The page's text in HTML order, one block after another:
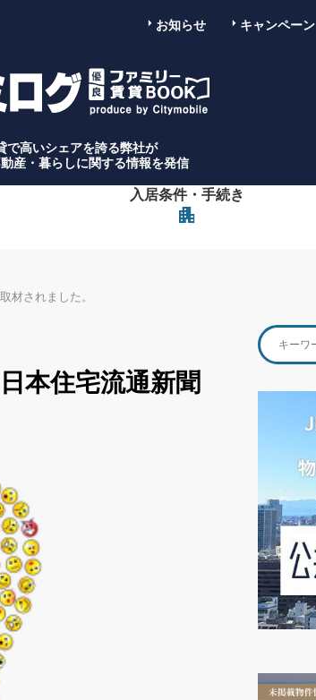
お知らせ キャンペーン
で高いシェアを誇る弊社が
産・暮らしに関する情報を発信
入居条件・手続き
apartment
材されました。
本住宅流通新聞
Search
for: